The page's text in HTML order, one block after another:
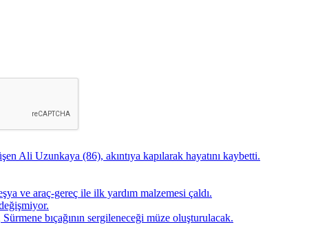
Ali Uzunkaya (86), akıntıya kapılarak hayatını kaybetti.
ve araç-gereç ile ilk yardım malzemesi çaldı.
bıçağının sergileneceği müze oluşturulacak.